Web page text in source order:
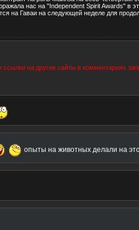
нас на "Independent Spirit Awards" в
на Гаваи на следующей неделе для
ссылки на другие сайты в комментариях
опыты на животных делали на